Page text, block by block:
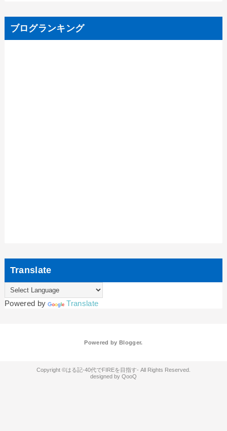
ブログランキング
Translate
Powered by Translate
Powered by Blogger.
はる記-40代でFIREを目指す-
QooQ